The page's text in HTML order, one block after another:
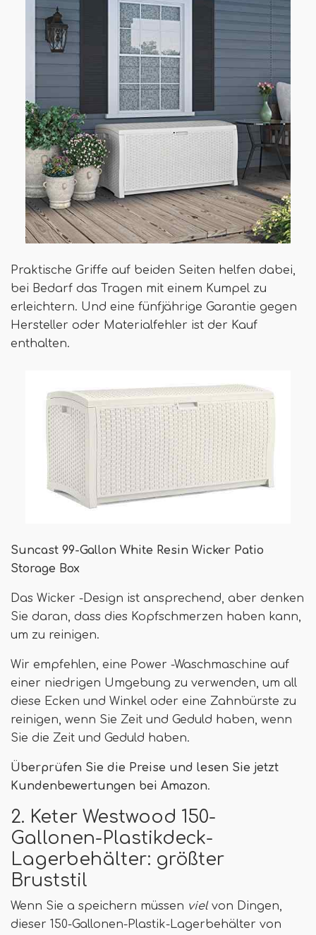
Praktische Griffe auf beiden Seiten helfen dabei,
bei Bedarf das Tragen mit einem Kumpel zu
erleichtern. Und eine fünfjährige Garantie gegen
Hersteller oder Materialfehler ist der Kauf
enthalten.
Suncast 99-Gallon White Resin Wicker Patio
Storage Box
Das Wicker -Design ist ansprechend, aber denken
Sie daran, dass dies Kopfschmerzen haben kann,
um zu reinigen.
Wir empfehlen, eine Power -Waschmaschine auf
einer niedrigen Umgebung zu verwenden, um all
diese Ecken und Winkel oder eine Zahnbürste zu
reinigen, wenn Sie Zeit und Geduld haben, wenn
Sie die Zeit und Geduld haben.
Überprüfen Sie die Preise und lesen Sie jetzt
Kundenbewertungen bei Amazon.
2. Keter Westwood 150-
Gallonen-Plastikdeck-
Lagerbehälter: größter
Bruststil
Wenn Sie a speichern müssen vielvon Dingen,
dieser 150-Gallonen-Plastik-Lagerbehälter von